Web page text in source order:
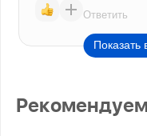
Ответить
Показать
Рекомендуем